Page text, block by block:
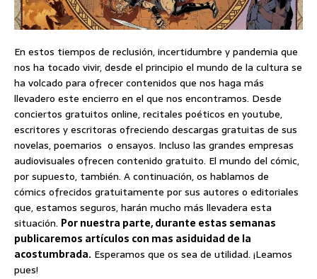
En estos tiempos de reclusión, incertidumbre y pandemia que
nos ha tocado vivir, desde el principio el mundo de la cultura se
ha volcado para ofrecer contenidos que nos haga más
llevadero este encierro en el que nos encontramos. Desde
conciertos gratuitos online, recitales poéticos en youtube,
escritores y escritoras ofreciendo descargas gratuitas de sus
novelas, poemarios o ensayos. Incluso las grandes empresas
audiovisuales ofrecen contenido gratuito. El mundo del cómic,
por supuesto, también. A continuación, os hablamos de
cómics ofrecidos gratuitamente por sus autores o editoriales
que, estamos seguros, harán mucho más llevadera esta
situación. Por nuestra parte, durante estas semanas
publicaremos artículos con mas asiduidad de la
acostumbrada. Esperamos que os sea de utilidad. ¡Leamos
pues!